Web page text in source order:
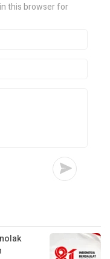
this browser for